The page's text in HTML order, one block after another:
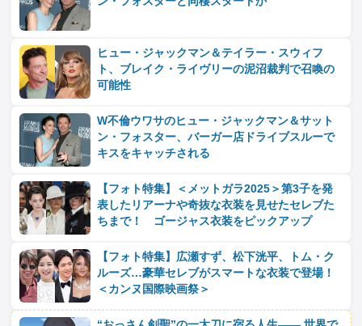
ヒュー・ジャックマン＆テイラー・スウィフ
ト、ブレイク・ライヴリーの泥沼裁判で召喚の
可能性
W不倫ウワサのヒュー・ジャックマン＆サット
ン・フォスター、バーガー店ドライブスルーで
キスをキャッチされる
【フォト特集】＜メットガラ2025＞第3子を発
表したリアーナや奇抜な衣装を見せたセレブた
ちまで！ ゴージャス衣装をピックアップ
【フォト特集】広瀬すず、松下洸平、トム・ク
ルーズ…豪華セレブがスマートな衣装で登場！
＜カンヌ国際映画祭＞